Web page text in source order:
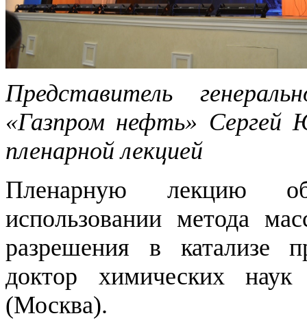
Представитель
«Газпром нефть» Сергей
пленарной лекцией
Пленарную лекцию
использовании метода
разрешения в катализе
доктор химических
(Москва).